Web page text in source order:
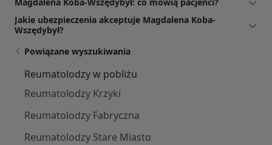
Jakie ubezpieczenia akceptuje Magdalena Koba-
Wszędybył?
Powiązane wyszukiwania
Reumatolodzy w pobliżu
Reumatolodzy Krzyki
Reumatolodzy Fabryczna
Reumatolodzy Stare Miasto